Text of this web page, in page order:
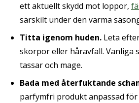
ett aktuellt skydd mot loppor,
särskilt under den varma
Titta igenom huden. Leta
skorpor eller håravfall. Vanliga
tassar och mage.
Bada med återfuktande
parfymfri produkt anpassad